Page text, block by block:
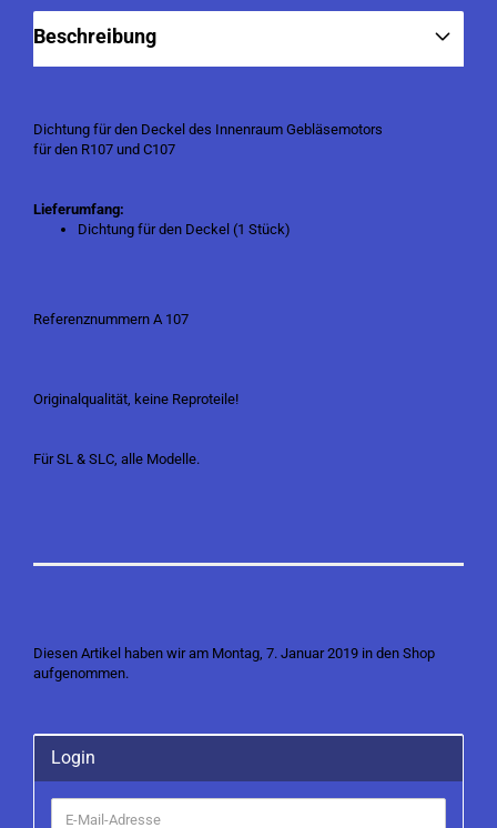
Beschreibung
Dichtung für den Deckel des Innenraum Gebläsemotors
für den R107 und C107
Lieferumfang:
Dichtung für den Deckel (1 Stück)
Referenznummern A 107
Originalqualität, keine Reproteile!
Für SL & SLC, alle Modelle.
Diesen Artikel haben wir am Montag, 7. Januar 2019 in den Shop
aufgenommen.
Login
E-